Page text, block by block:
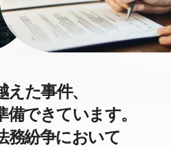
えた事件、
できています。
務紛争において